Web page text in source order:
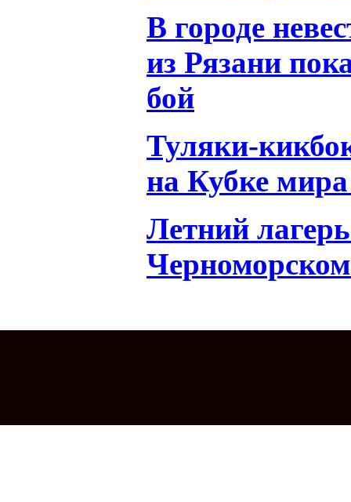
В городе
из Рязани
бой
Туляки-
на Кубке
Летний